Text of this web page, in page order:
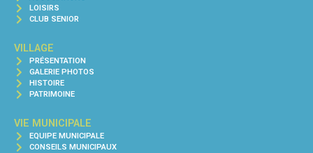
LOISIRS
CLUB SENIOR
VILLAGE
PRÉSENTATION
GALERIE PHOTOS
HISTOIRE
PATRIMOINE
VIE MUNICIPALE
EQUIPE MUNICIPALE
CONSEILS MUNICIPAUX